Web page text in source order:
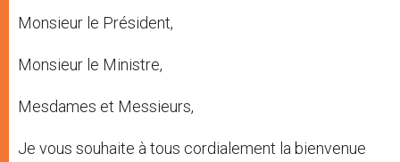
Monsieur le Président,
Monsieur le Ministre,
Mesdames et Messieurs,
Je vous souhaite à tous cordialement la bienvenue